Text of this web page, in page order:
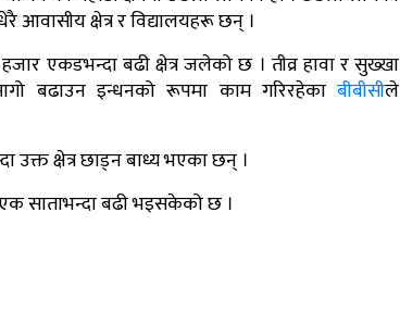
आवासीय क्षेत्र र विद्यालयहरू छन् ।
एकडभन्दा बढी क्षेत्र जलेको छ । तीव्र हावा र सुख्खा
बढाउन इन्धनको रूपमा काम गरिरहेकाबीबीसीले
उक्त क्षेत्र छाड्न बाध्य भएका छन् ।
साताभन्दा बढी भइसकेको छ ।